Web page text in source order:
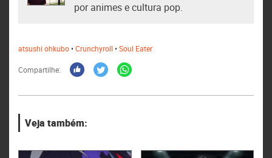
por animes e cultura pop.
atsushi ohkubo•Crunchyroll •Soul Eater
Compartilhe:
Veja também: